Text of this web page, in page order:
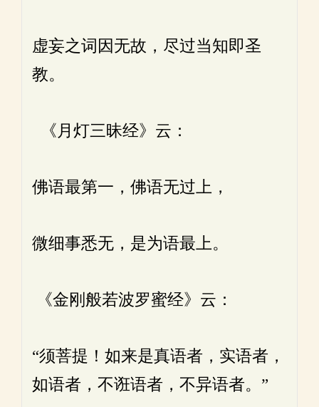
虚妄之词因无故，尽过当知即圣
教。
《月灯三昧经》云：
佛语最第一，佛语无过上，
微细事悉无，是为语最上。
《金刚般若波罗蜜经》云：
“须菩提！如来是真语者，实语者，
如语者，不诳语者，不异语者。”